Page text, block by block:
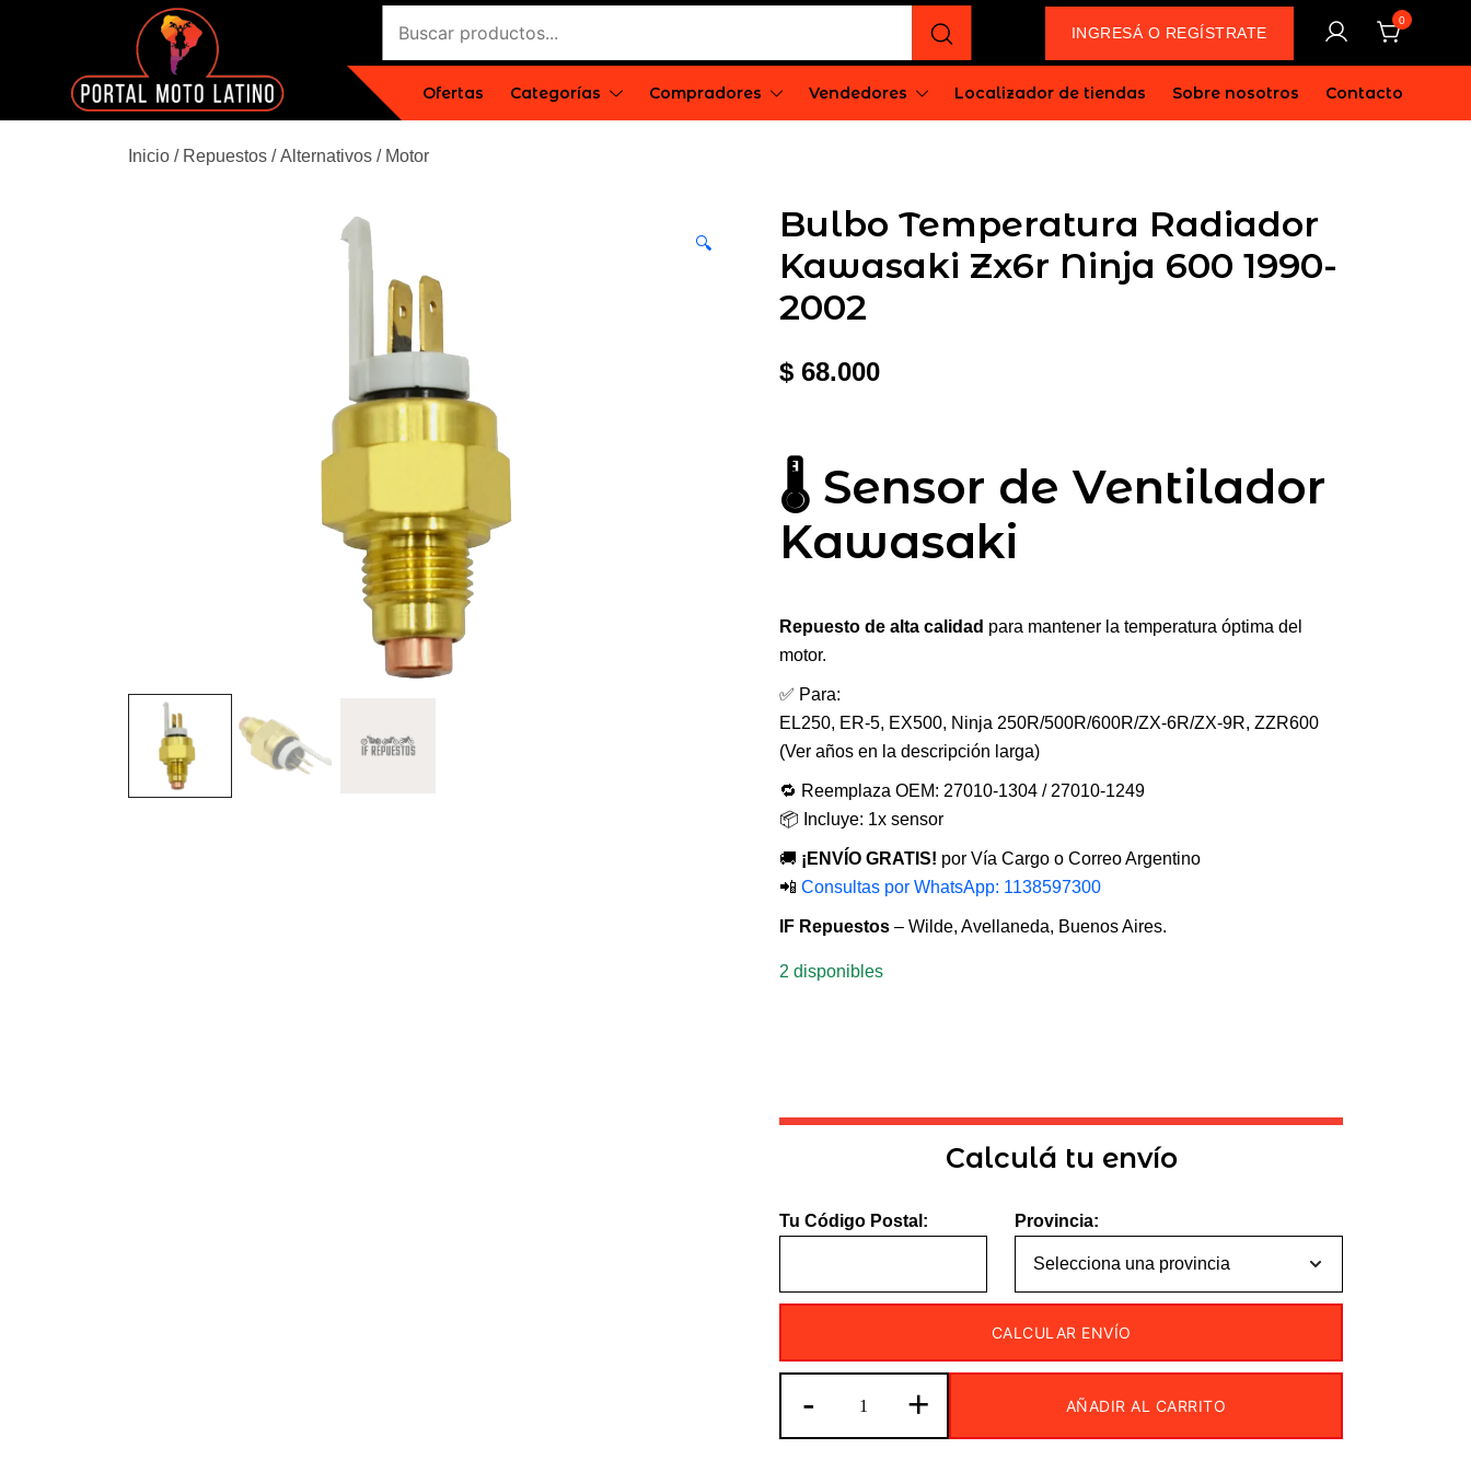
INGRESÁ O REGÍSTRATE
0
Ofertas Categorías Compradores Vendedores Localizador de tiendas Sobre nosotros Contacto
Inicio / Repuestos /Alternativos / Motor
🔍
Bulbo Temperatura Radiador
Kawasaki Zx6r Ninja 600 1990-
2002
$ 68.000
🌡️ Sensor de Ventilador
Kawasaki
Repuesto de alta calidad para mantener la temperatura óptima del
motor.
✅ Para:
EL250, ER-5, EX500, Ninja 250R/500R/600R/ZX-6R/ZX-9R, ZZR600
(Ver años en la descripción larga)
🔁 Reemplaza OEM: 27010-1304 / 27010-1249
📦 Incluye: 1x sensor
🚚 ¡ENVÍO GRATIS! por Vía Cargo o Correo Argentino
📲 Consultas por WhatsApp: 1138597300
IF Repuestos – Wilde, Avellaneda, Buenos Aires.
2 disponibles
Calculá tu envío
Tu Código Postal: Provincia:
CALCULAR ENVÍO
-
Temperatura
Radiador
+ AÑADIR AL CARRITO